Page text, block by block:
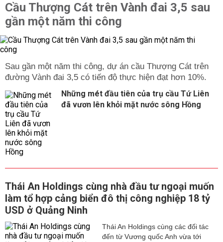
Cầu Thượng Cát trên Vành đai 3,5 sau
gần một năm thi công
Sau gần một năm thi công, dự án cầu Thượng Cát trên
đường Vành đai 3,5 có tiến độ thực hiện đạt hơn 10%.
Những mét đầu tiên của trụ cầu Tứ Liên
đã vươn lên khỏi mặt nước sông Hồng
Thái An Holdings cùng nhà đầu tư ngoại muốn
làm tổ hợp cảng biển đô thị công nghiệp 18 tỷ
USD ở Quảng Ninh
Thái An Holdings cùng các đối tác
đến từ Vương quốc Anh vừa tới